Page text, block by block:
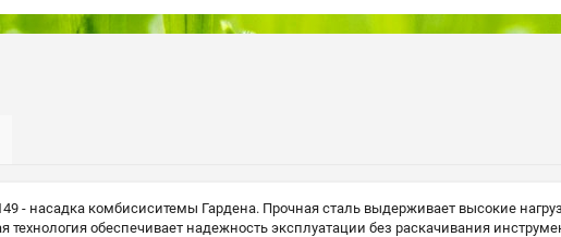
- насадка комбисиситемы Гардена. Прочная сталь выдерживает высокие
технология обеспечивает надежность эксплуатации без раскачивания